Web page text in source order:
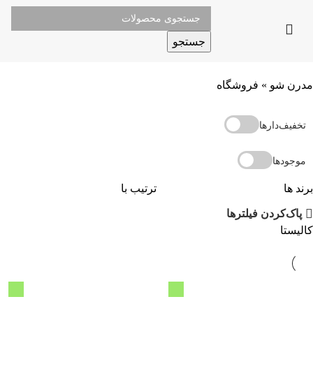
جستجو
مدرن شو » فروشگاه
تخفیف‌دارها
موجودها
برند ها ترتیب با
پاک‌کردن فیلترها
کالیستا